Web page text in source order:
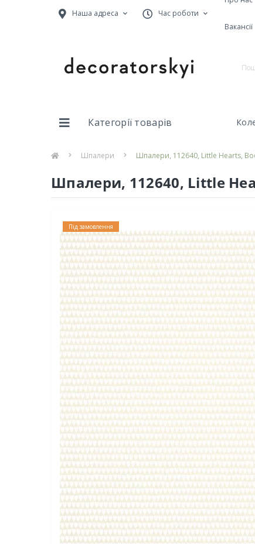
Наша адреса Час роботи
Вакансії
Категорії товарів
Шпалери Шпалери, 112640, Little Hearts,
Шпалери, 112640, Little
Під замовлення